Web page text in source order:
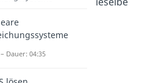
abbilden.
Dauer: 04:35